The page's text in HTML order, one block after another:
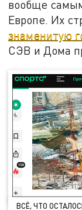
вообще
Европе. Их
знаменитую
СЭВ и Дома
ВСЁ, ЧТО